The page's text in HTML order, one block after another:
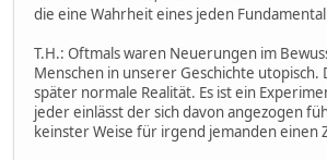
die eine Wahrheit eines jeden
T.H.: Oftmals waren Neuerungen im
Menschen in unserer Geschichte utopisch.
später normale Realität. Es ist ein
jeder einlässt der sich davon angezogen
keinster Weise für irgend jemanden einen